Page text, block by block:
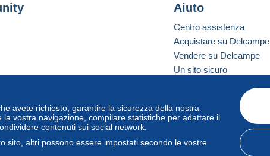
avete richiesto, garantire la sicurezza della nostra
vostra navigazione, compilare statistiche per adattare il
contenuti sui social network.
sito, altri possono essere impostati secondo le vostre
Aiuto
Centro assistenza
Acquistare su Delcampe
Vendere su Delcampe
Un sito sicuro
standard